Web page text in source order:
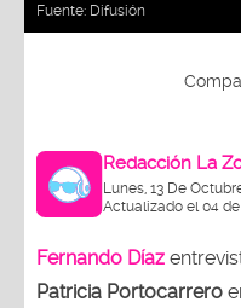
Fuente: Difusión
Redacción La
Lunes, 13 De
Actualizado el 04 de
Fernando Díaz
Patricia Portocarrero